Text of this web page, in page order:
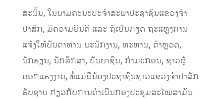
ສະນັ້ນ, ໃນນາມຄະນະປະຈໍາສະພາປະຊາຊົນແຂວງຈໍາ
ປາສັກ, ມີຄວາມຍິນດີ ແລະ ຖືເປັນກຽດ ຖະແຫຼງການ
ແຈ້ງໃຫ້ບັນດາທ່ານ ພະນັກງານ, ທະຫານ, ຕຳຫຼວດ,
ນັກຮຽນ, ນັກສຶກສາ, ປັນຍາຊົນ, ກຳມະກອນ, ຊາວຜູ້
ອອກແຮງງານ, ພໍ່ແມ່ພີ່ນ້ອງປະຊາຊົນຊາວແຂວງຈໍາປາສັກ
ຮັບຊາບ ກ່ຽວກັບການດໍາເນີນກອງປະຊຸມສະໄໝສາມັນ